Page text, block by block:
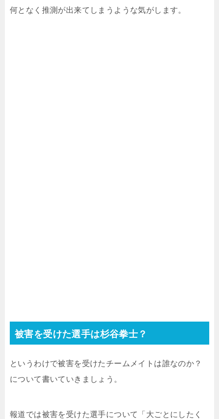
何となく推測が出来てしまうような気がします。
被害を受けた選手は杉谷拳士？
というわけで被害を受けたチームメイトは誰なのか？
について書いていきましょう。
報道では被害を受けた選手について「大ごとにしたく